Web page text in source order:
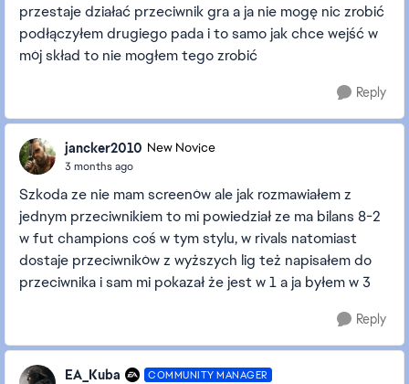
przestaje działać przeciwnik gra a ja nie mogę nic zrobić
podłączyłem drugiego pada i to samo jak chce wejść w
mój skład to nie mogłem tego zrobić
Reply
jancker2010 New Novice
3 months ago
Szkoda ze nie mam screenów ale jak rozmawiałem z
jednym przeciwnikiem to mi powiedział ze ma bilans 8-2
w fut champions coś w tym stylu, w rivals natomiast
dostaje przeciwników z wyższych lig też napisałem do
przeciwnika i sam mi pokazał że jest w 1 a ja byłem w 3
Reply
EA_Kuba COMMUNITY MANAGER